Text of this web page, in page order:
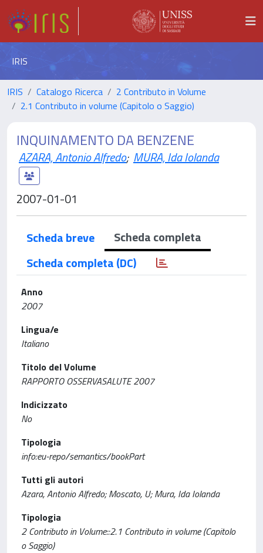
IRIS
IRIS Catalogo Ricerca
2 Contributo in Volume
2.1 Contributo in volume (Capitolo o Saggio)
INQUINAMENTO DA BENZENE
AZARA, Antonio Alfredo; MURA, Ida Iolanda
2007-01-01
Scheda breve
Scheda completa
Scheda completa (DC)
Anno
2007
Lingua/e
Italiano
Titolo del Volume
RAPPORTO OSSERVASALUTE 2007
Indicizzato
No
Tipologia
info:eu-repo/semantics/bookPart
Tutti gli autori
Azara, Antonio Alfredo; Moscato, U; Mura, Ida Iolanda
Tipologia
2 Contributo in Volume::2.1 Contributo in volume (Capitolo
o Saggio)